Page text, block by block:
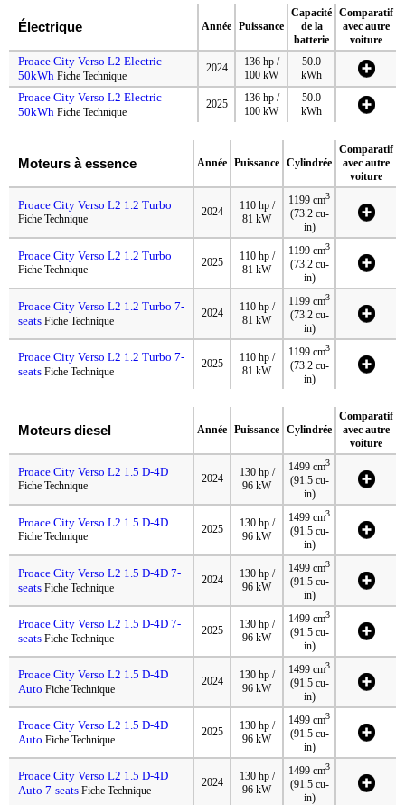
Électrique Année Puissance
Capacité
de la
batterie
Comparatif
avec autre
voiture
Proace City Verso L2 Electric
50kWh Fiche Technique
2024
136 hp /
100 kW
50.0
kWh
Proace City Verso L2 Electric
50kWh Fiche Technique
2025
136 hp /
100 kW
50.0
kWh
Moteurs à essence Année Puissance Cylindrée
Comparatif
avec autre
voiture
Proace City Verso L2 1.2 Turbo
Fiche Technique
2024
110 hp /
81 kW
1199 cm3
(73.2 cu-
in)
Proace City Verso L2 1.2 Turbo
Fiche Technique
2025
110 hp /
81 kW
1199 cm3
(73.2 cu-
in)
Proace City Verso L2 1.2 Turbo 7-
seats Fiche Technique
2024
110 hp /
81 kW
1199 cm3
(73.2 cu-
in)
Proace City Verso L2 1.2 Turbo 7-
seats Fiche Technique
2025
110 hp /
81 kW
1199 cm3
(73.2 cu-
in)
Moteurs diesel Année Puissance Cylindrée
Comparatif
avec autre
voiture
Proace City Verso L2 1.5 D-4D
Fiche Technique
2024
130 hp /
96 kW
1499 cm3
(91.5 cu-
in)
Proace City Verso L2 1.5 D-4D
Fiche Technique
2025
130 hp /
96 kW
1499 cm3
(91.5 cu-
in)
Proace City Verso L2 1.5 D-4D 7-
seats Fiche Technique
2024
130 hp /
96 kW
1499 cm3
(91.5 cu-
in)
Proace City Verso L2 1.5 D-4D 7-
seats Fiche Technique
2025
130 hp /
96 kW
1499 cm3
(91.5 cu-
in)
Proace City Verso L2 1.5 D-4D
Auto Fiche Technique
2024
130 hp /
96 kW
1499 cm3
(91.5 cu-
in)
Proace City Verso L2 1.5 D-4D
Auto Fiche Technique
2025
130 hp /
96 kW
1499 cm3
(91.5 cu-
in)
Proace City Verso L2 1.5 D-4D
Auto 7-seats Fiche Technique
2024
130 hp /
96 kW
1499 cm3
(91.5 cu-
in)